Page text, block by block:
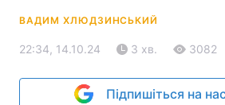
ВАДИМ ХЛЮДЗИНСЬКИЙ
22:34, 14.10.24 3 хв. 3082
Підпишіться на